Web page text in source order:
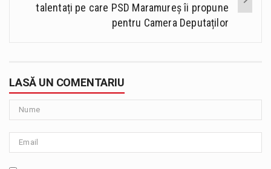
talentați pe care PSD Maramureș îi propune
pentru Camera Deputaților
LASĂ UN COMENTARIU